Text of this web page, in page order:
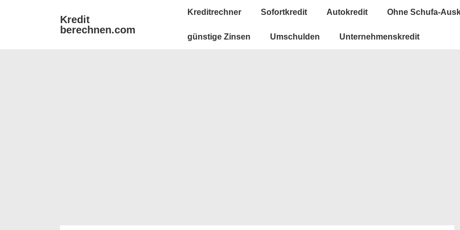
Kredit
berechnen.com
Main
Kreditrechner Sofortkredit Autokredit Ohne Schufa-
günstige Zinsen Umschulden Unternehmenskredit